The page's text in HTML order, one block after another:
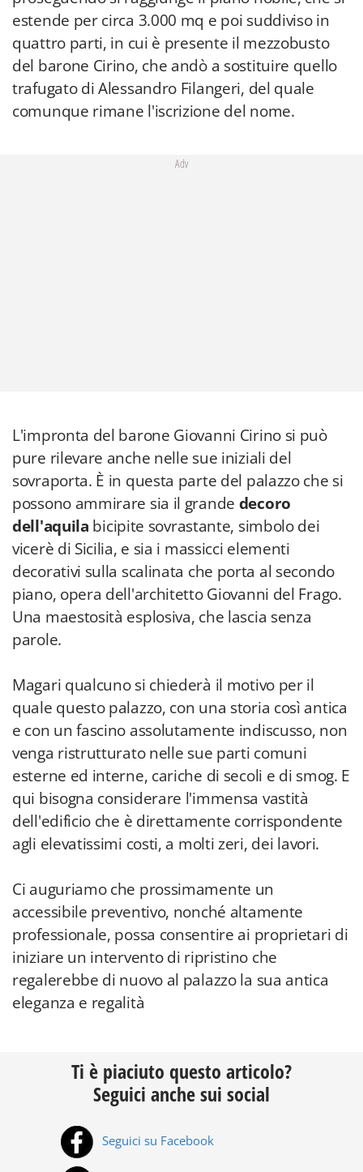
estende per circa 3.000 mq e poi suddiviso in
quattro parti, in cui è presente il mezzobusto
del barone Cirino, che andò a sostituire quello
trafugato di Alessandro Filangeri, del quale
comunque rimane l'iscrizione del nome.
Adv
L'impronta del barone Giovanni Cirino si può
pure rilevare anche nelle sue iniziali del
sovraporta. È in questa parte del palazzo che si
possono ammirare sia il grande decoro
dell'aquila bicipite sovrastante, simbolo dei
vicerè di Sicilia, e sia i massicci elementi
decorativi sulla scalinata che porta al secondo
piano, opera dell'architetto Giovanni del Frago.
Una maestosità esplosiva, che lascia senza
parole.
Magari qualcuno si chiederà il motivo per il
quale questo palazzo, con una storia così antica
e con un fascino assolutamente indiscusso, non
venga ristrutturato nelle sue parti comuni
esterne ed interne, cariche di secoli e di smog. E
qui bisogna considerare l'immensa vastità
dell'edificio che è direttamente corrispondente
agli elevatissimi costi, a molti zeri, dei lavori.
Ci auguriamo che prossimamente un
accessibile preventivo, nonché altamente
professionale, possa consentire ai proprietari di
iniziare un intervento di ripristino che
regalerebbe di nuovo al palazzo la sua antica
eleganza e regalità
Ti è piaciuto questo articolo?
Seguici anche sui social
Seguici su Facebook